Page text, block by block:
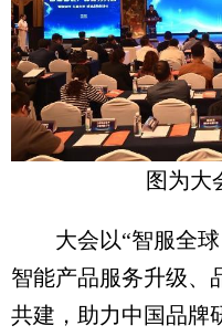
图为大
大会以“智服全球
智能产品服务升级、
共建，助力中国品牌